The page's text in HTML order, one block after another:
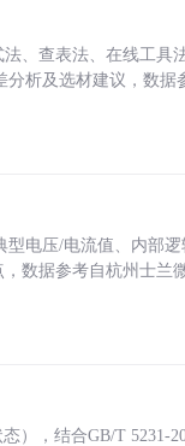
、查表法、在线工具
析及选材建议，数据
电压/电流值、内部
数据参考自杭州士兰
），结合GB/T 5231-